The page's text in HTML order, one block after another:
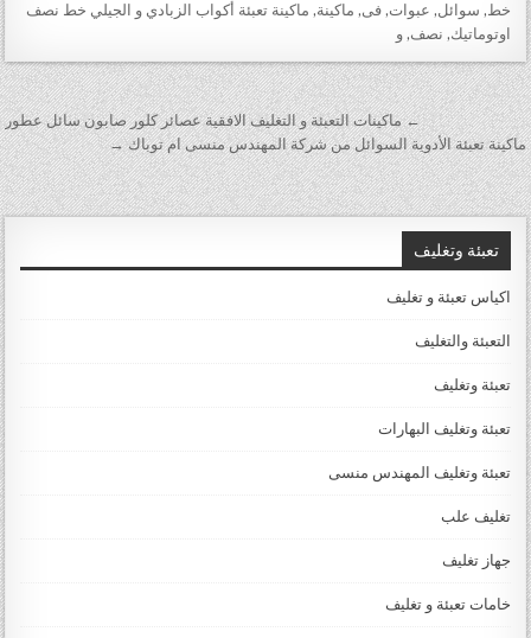
خط, سوائل, عبوات,فى, ماكينة, ماكينة تعبئة أكواب الزبادي و الجيلي خط نصف
اوتوماتيك, نصف,و
تصفّح المقالات← ماكينات التعبئة و التغليف الافقية عصائر كلور صابون سائل عطور
ماكينة تعبئة الأدوية السوائل من شركة المهندس منسى ام توباك →
تعبئة وتغليف
اكياس تعبئة و تغليف
التعبئة والتغليف
تعبئة وتغليف
تعبئة وتغليف البهارات
تعبئة وتغليف المهندس منسى
تغليف علب
جهاز تغليف
خامات تعبئة و تغليف